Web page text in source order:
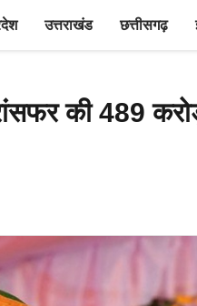
उत्तराखंड छत्तीसगढ़
की 489